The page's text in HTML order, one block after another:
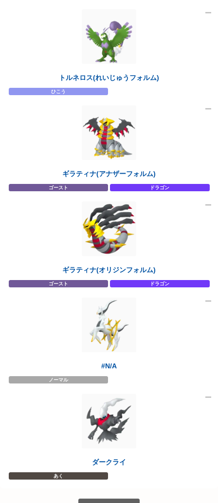
トルネロス(れいじゅうフォルム)
ひこう
ギラティナ(アナザーフォルム)
ゴースト ドラゴン
ギラティナ(オリジンフォルム)
ゴースト ドラゴン
#N/A
ノーマル
ダークライ
あく